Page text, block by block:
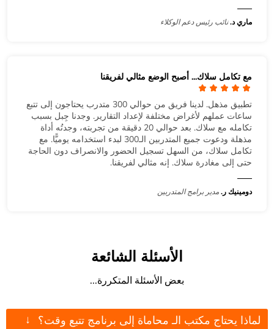
ماري د.نائب رئيس دعم الوكلاء
مع تكامل سلاك... أصبح الوضع مثالي لفريقنا
تطبيق مذهل. لدينا فريق من حوالي 300 متدرب يحتاجون إلى تتبع
ساعات عملهم لأغراض مختلفة لإعداد التقارير. وجدنا جِبل بسبب
تكامله مع سلاك. بعد حوالي 20 دقيقة من تجربته، وجدتُه أداة
مذهلة ودعوت جميع المتدربين الـ300 لبدء استخدامه يوميًّا. مع
تكامل سلاك، من السهل تسجيل الحضور والانصراف دون الحاجة
حتى إلى مغادرة سلاك. إنه مثالي لفريقنا.
دومينيك ر.مدير برامج المتدربين
الأسئلة الشائعة
بعض الأسئلة المتكررة...
لماذا يحتاج مكتب الـ محاماة إلى برنامج تتبع وقت؟ ↓